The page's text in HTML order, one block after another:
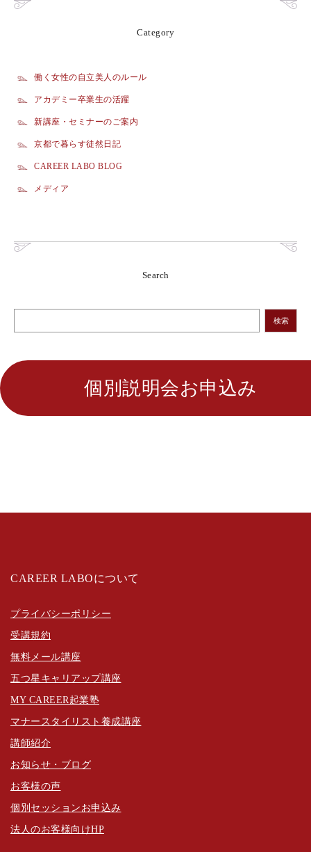
Category
働く女性の自立美人のルール
アカデミー卒業生の活躍
新講座・セミナーのご案内
京都で暮らす徒然日記
CAREER LABO BLOG
メディア
Search
検索
個別説明会お申込み
CAREER LABOについて
プライバシーポリシー
受講規約
無料メール講座
五つ星キャリアップ講座
MY CAREER起業塾
マナースタイリスト養成講座
講師紹介
お知らせ・ブログ
お客様の声
個別セッションお申込み
法人のお客様向けHP